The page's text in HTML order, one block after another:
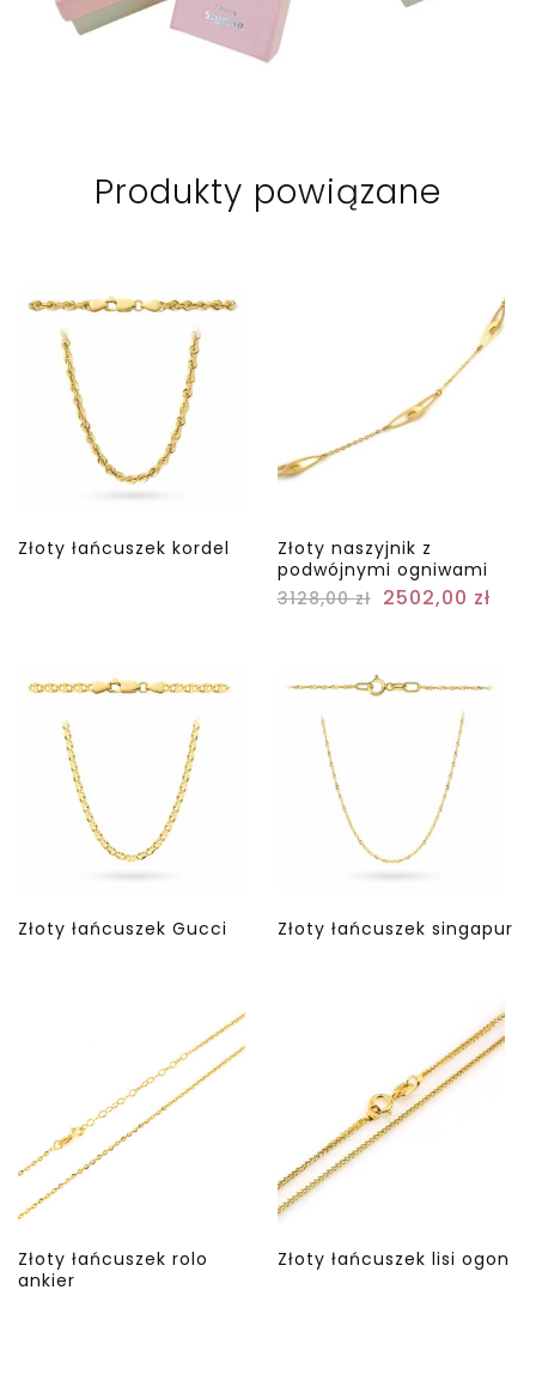
Produkty powiązane
Złoty łańcuszek kordel
Złoty naszyjnik z
podwójnymi ogniwami
3128,00zł 2502,00 zł
Złoty łańcuszek Gucci Złoty łańcuszek singapur
Złoty łańcuszek rolo
ankier
Złoty łańcuszek lisi ogon